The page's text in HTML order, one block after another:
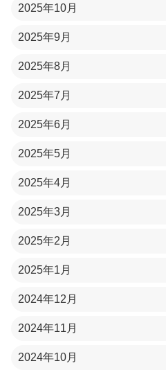
2025年10月
2025年9月
2025年8月
2025年7月
2025年6月
2025年5月
2025年4月
2025年3月
2025年2月
2025年1月
2024年12月
2024年11月
2024年10月